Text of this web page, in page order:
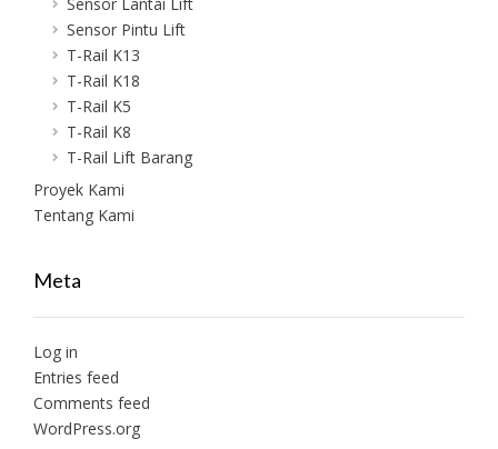
Sensor Pintu Lift
T-Rail K13
T-Rail K18
T-Rail K5
T-Rail K8
T-Rail Lift Barang
Proyek Kami
Tentang Kami
Meta
Log in
Entries feed
Comments feed
WordPress.org